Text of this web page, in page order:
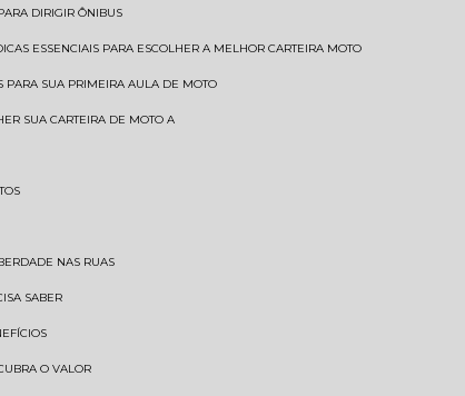
DIRIGIR ÔNIBUS
DICAS ESSENCIAIS PARA ESCOLHER A MELHOR CARTEIRA MOTO
PARA SUA PRIMEIRA AULA DE MOTO
SUA CARTEIRA DE MOTO A
NAS RUAS
SABER
O VALOR